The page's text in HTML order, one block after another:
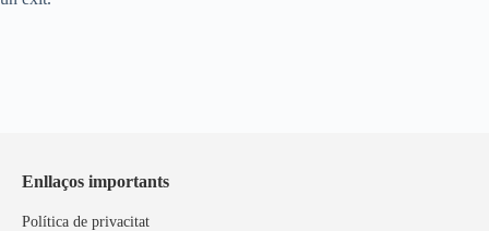
Enllaços importants
Política de privacitat